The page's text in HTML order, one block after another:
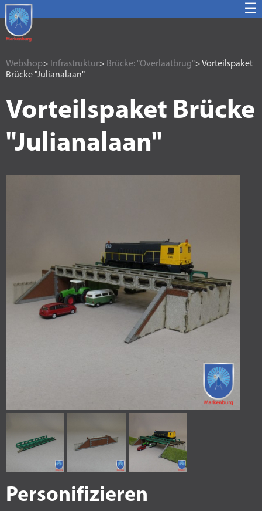
☰
Webshop> Infrastruktur> Brücke: "Overlaatbrug"> Vorteilspaket
Brücke "Julianalaan"
Vorteilspaket Brücke
"Julianalaan"
Personifizieren